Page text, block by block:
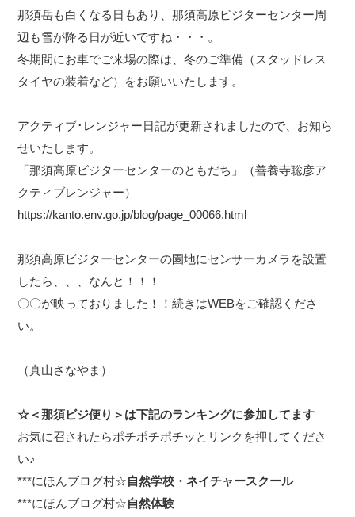
那須岳も白くなる日もあり、那須高原ビジターセンター周
辺も雪が降る日が近いですね・・・。
冬期間にお車でご来場の際は、冬のご準備（スタッドレス
タイヤの装着など）をお願いいたします。
アクティブ･レンジャー日記が更新されましたので、お知ら
せいたします。
「那須高原ビジターセンターのともだち」（善養寺聡彦ア
クティブレンジャー）
https://kanto.env.go.jp/blog/page_00066.html
那須高原ビジターセンターの園地にセンサーカメラを設置
したら、、、なんと！！！
〇〇が映っておりました！！続きはWEBをご確認くださ
い。
（真山さなやま）
☆＜那須ビジ便り＞は下記のランキングに参加してます
お気に召されたらポチポチポチッとリンクを押してくださ
い♪
***にほんブログ村☆自然学校・ネイチャースクール
***にほんブログ村☆自然体験